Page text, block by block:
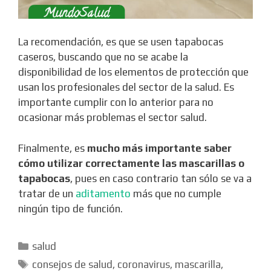
La recomendación, es que se usen tapabocas
caseros, buscando que no se acabe la
disponibilidad de los elementos de protección que
usan los profesionales del sector de la salud. Es
importante cumplir con lo anterior para no
ocasionar más problemas el sector salud.
Finalmente, es mucho más importante saber
cómo utilizar correctamente las mascarillas o
tapabocas, pues en caso contrario tan sólo se va a
tratar de un aditamento más que no cumple
ningún tipo de función.
Categorías
salud
Etiquetas
consejos de salud, coronavirus, mascarilla,